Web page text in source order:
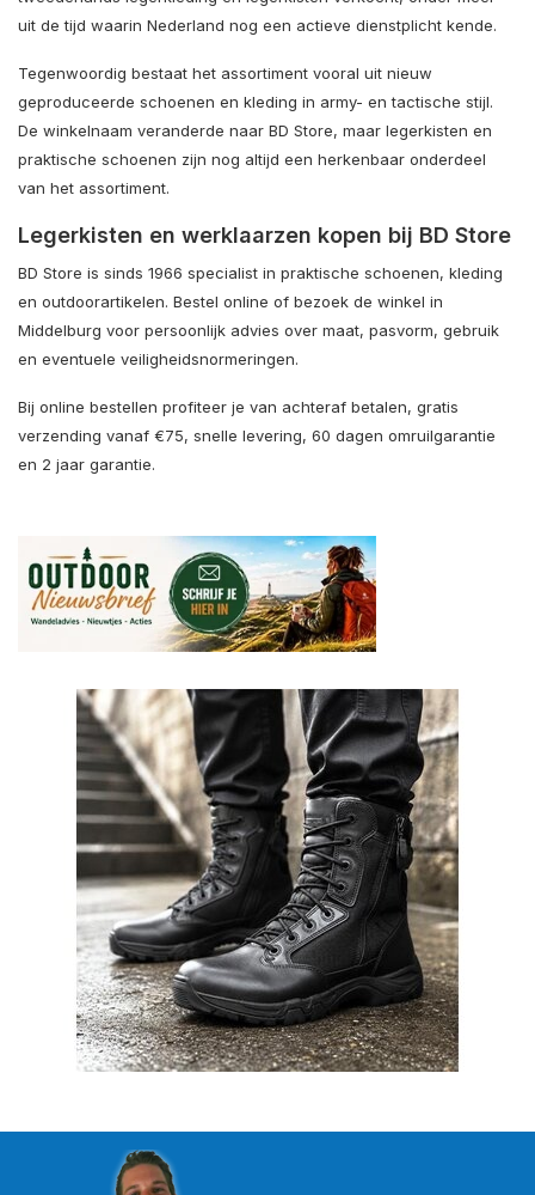
uit de tijd waarin Nederland nog een actieve dienstplicht kende.
Tegenwoordig bestaat het assortiment vooral uit nieuw
geproduceerde schoenen en kleding in army- en tactische stijl.
De winkelnaam veranderde naar BD Store, maar legerkisten en
praktische schoenen zijn nog altijd een herkenbaar onderdeel
van het assortiment.
Legerkisten en werklaarzen kopen bij BD Store
BD Store is sinds 1966 specialist in praktische schoenen, kleding
en outdoorartikelen. Bestel online of bezoek de winkel in
Middelburg voor persoonlijk advies over maat, pasvorm, gebruik
en eventuele veiligheidsnormeringen.
Bij online bestellen profiteer je van achteraf betalen, gratis
verzending vanaf €75, snelle levering, 60 dagen omruilgarantie
en 2 jaar garantie.